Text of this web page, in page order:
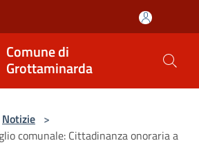
Comune di
Grottaminarda
Notizie >
comunale: Cittadinanza onoraria a